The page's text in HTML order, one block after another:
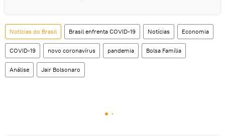
Notícias do Brasil Brasil enfrenta COVID-19 Notícias Economia
COVID-19 novo coronavírus pandemia Bolsa Família
Análise Jair Bolsonaro